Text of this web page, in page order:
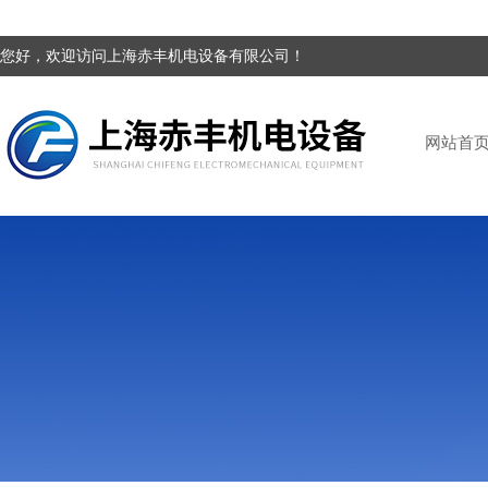
您好，欢迎访问上海赤丰机电设备有限公司！
网站首